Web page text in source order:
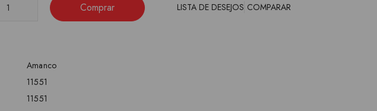
Comprar LISTA DE DESEJOS COMPARAR
Amanco
11551
11551